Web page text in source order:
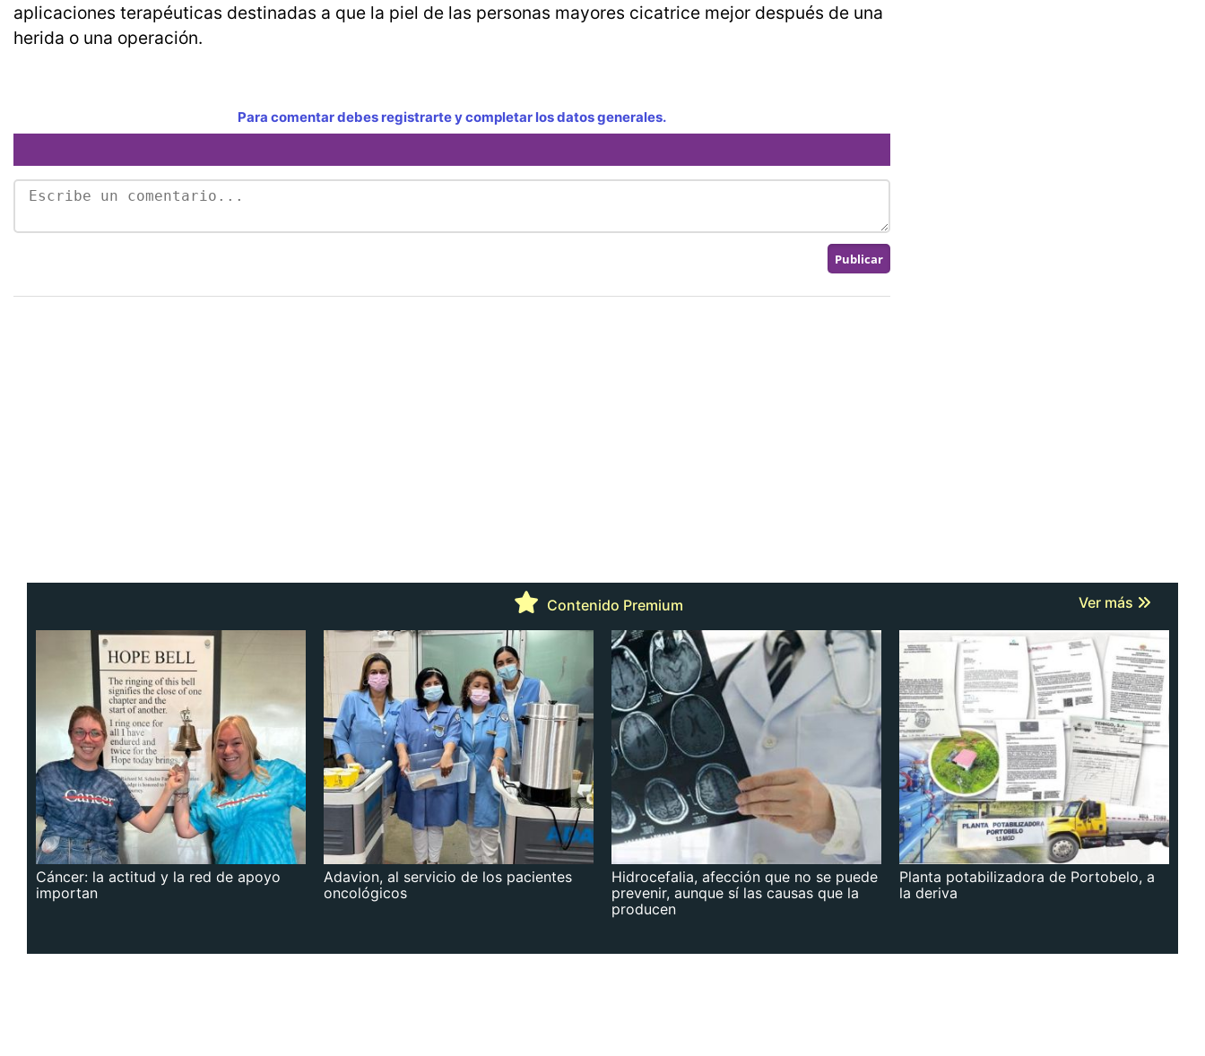
aplicaciones terapéuticas destinadas a que la piel de las personas mayores cicatrice mejor después de una
herida o una operación.
Para comentar debes registrarte y completar los datos generales.
Contenido Premium Ver más
Cáncer: la actitud y la red de apoyo
importan
Adavion, al servicio de los pacientes
oncológicos
Hidrocefalia, afección que no se puede
prevenir, aunque sí las causas que la
producen
Planta potabilizadora de Portobelo, a
la deriva